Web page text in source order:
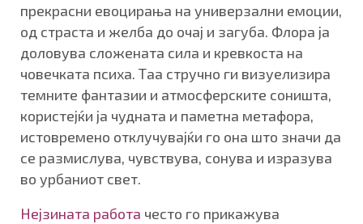
прекрасни евоцирања на универзални емоции,
од страста и желба до очај и загуба. Флора ја
доловува сложената сила и кревкоста на
човечката психа. Таа стручно ги визуелизира
темните фантазии и атмосферските соништа,
користејќи ја чудната и паметна метафора,
истовремено отклучувајќи го она што значи да
се размислува, чувствува, сонува и изразува
во урбаниот свет.
Нејзината работа често го прикажува